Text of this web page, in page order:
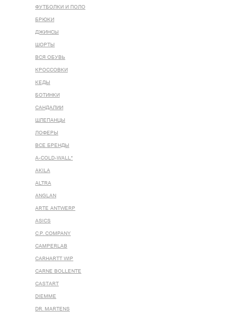
ФУТБОЛКИ И ПОЛО
БРЮКИ
ДЖИНСЫ
ШОРТЫ
ВСЯ ОБУВЬ
КРОССОВКИ
КЕДЫ
БОТИНКИ
САНДАЛИИ
ШЛЕПАНЦЫ
ЛОФЕРЫ
ВСЕ БРЕНДЫ
A-COLD-WALL*
AKILA
ALTRA
ANGLAN
ARTE ANTWERP
ASICS
C.P. COMPANY
CAMPERLAB
CARHARTT WIP
CARNE BOLLENTE
CASTART
DIEMME
DR. MARTENS